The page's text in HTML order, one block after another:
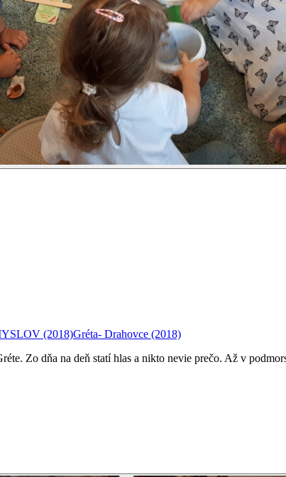
(2018)Gréta- Drahovce (2018)
Zo dňa na deň statí hlas a nikto nevie prečo. Až v